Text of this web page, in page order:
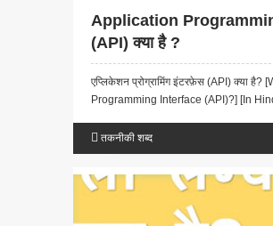
Application
(API) क्या है ?
एप्लिकेशन प्रोग्रामिंग इंटरफ़ेस (API) क्या
Programming Interface (API)?] [In
तकनीकी शब्द